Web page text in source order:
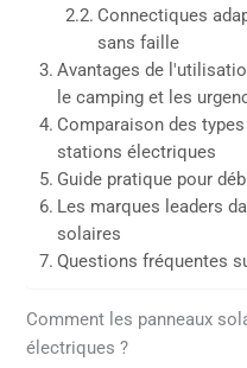
Connectiques
sans faille
Avantages de
le camping et les
Comparaison des
stations électriques
Guide pratique pour
Les marques leaders
solaires
Questions fréquentes
Comment les panneaux
électriques ?